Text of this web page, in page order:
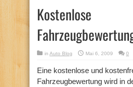
Kostenlose
in Auto Blog Mai 6, 2009 0
Eine kostenlose und
Fahrzeugbewertung wird in